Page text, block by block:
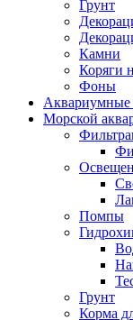
Грунт
Камни
Коряги
Фоны
Аквариумные
Морской
Помпы
Грунт
Корма